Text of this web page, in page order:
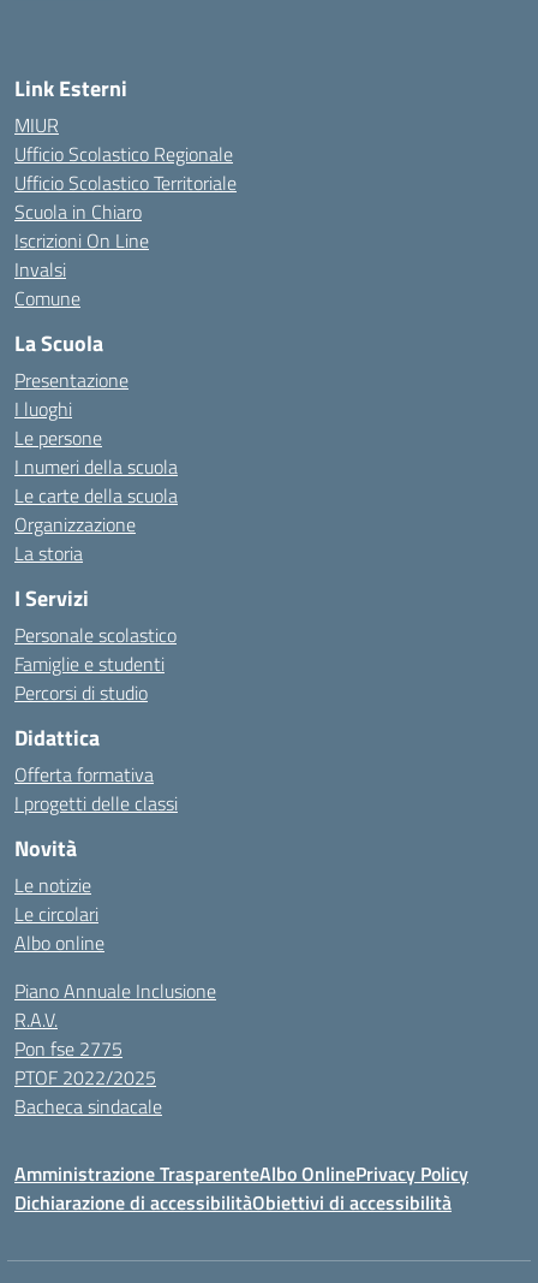
Link Esterni
MIUR
Ufficio Scolastico Regionale
Ufficio Scolastico Territoriale
Scuola in Chiaro
Iscrizioni On Line
Invalsi
Comune
La Scuola
Presentazione
I luoghi
Le persone
I numeri della scuola
Le carte della scuola
Organizzazione
La storia
I Servizi
Personale scolastico
Famiglie e studenti
Percorsi di studio
Didattica
Offerta formativa
I progetti delle classi
Novità
Le notizie
Le circolari
Albo online
Piano Annuale Inclusione
R.A.V.
Pon fse 2775
PTOF 2022/2025
Bacheca sindacale
Amministrazione TrasparenteAlbo OnlinePrivacy Policy
Dichiarazione di accessibilitàObiettivi di accessibilità